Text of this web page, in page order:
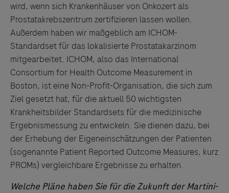
wird, wenn sich Krankenhäuser von Onkozert als
Prostatakrebszentrum zertifizieren lassen wollen.
Außerdem haben wir maßgeblich am ICHOM-
Standardset für das lokalisierte Prostatakarzinom
mitgearbeitet. ICHOM, also das International
Consortium for Health Outcome Measurement in
Boston, ist eine Non-Profit-Organisation, die sich zum
Ziel gesetzt hat, für die aktuell 50 wichtigsten
Krankheitsbilder Standardsets für die medizinische
Ergebnismessung zu entwickeln. Sie dienen dazu, bei
der Erhebung der Eigeneinschätzungen der Patienten
(sogenannte Patient Reported Outcome Measures, kurz
PROMs) vergleichbare Ergebnisse zu erhalten.
Welche Pläne haben Sie für die Zukunft der Martini-